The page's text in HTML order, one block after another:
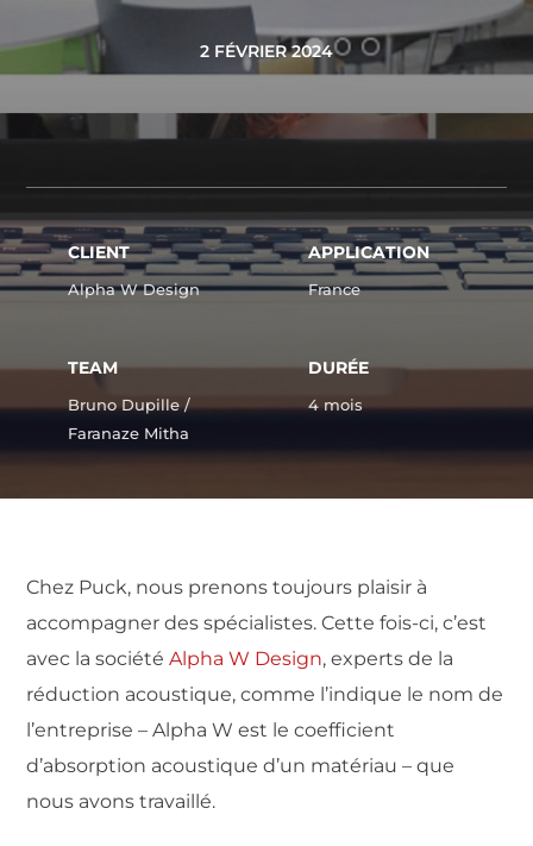
2 FÉVRIER 2024
CLIENT
Alpha W Design
APPLICATION
France
TEAM
Bruno Dupille /
Faranaze Mitha
DURÉE
4 mois
Chez Puck, nous prenons toujours plaisir à
accompagner des spécialistes. Cette fois-ci, c’est
avec la sociétéAlpha W Design, experts de la
réduction acoustique,comme l’indique le nom de
l’entreprise –Alpha W est le coefficient
d’absorption acoustique d’un matériau –que
nous avons travaillé.